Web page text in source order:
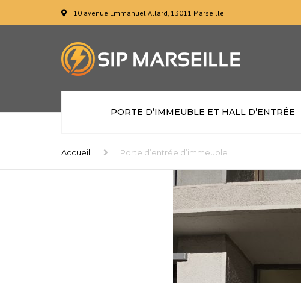
10 avenue Emmanuel Allard, 13011 Marseille
PORTE D’IMMEUBLE ET HALL D’ENTRÉE
Accueil Porte d’entrée d’immeuble